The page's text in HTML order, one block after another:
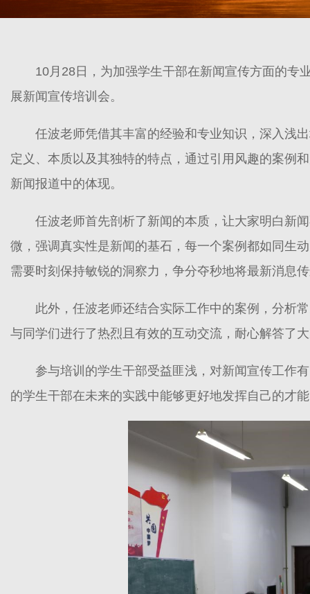
10月28日，为加强学生干部在新闻宣传方面的专
展新闻宣传培训会。
任波老师凭借其丰富的经验和专业知识，深入浅
定义、本质以及其独特的特点，通过引用风趣的案例
新闻报道中的体现。
任波老师首先剖析了新闻的本质，让大家明白新
微，强调真实性是新闻的基石，每一个案例都如同生
需要时刻保持敏锐的洞察力，争分夺秒地将最新消息
此外，任波老师还结合实际工作中的案例，分析
与同学们进行了热烈且有效的互动交流，耐心解答了
参与培训的学生干部受益匪浅，对新闻宣传工作
的学生干部在未来的实践中能够更好地发挥自己的才